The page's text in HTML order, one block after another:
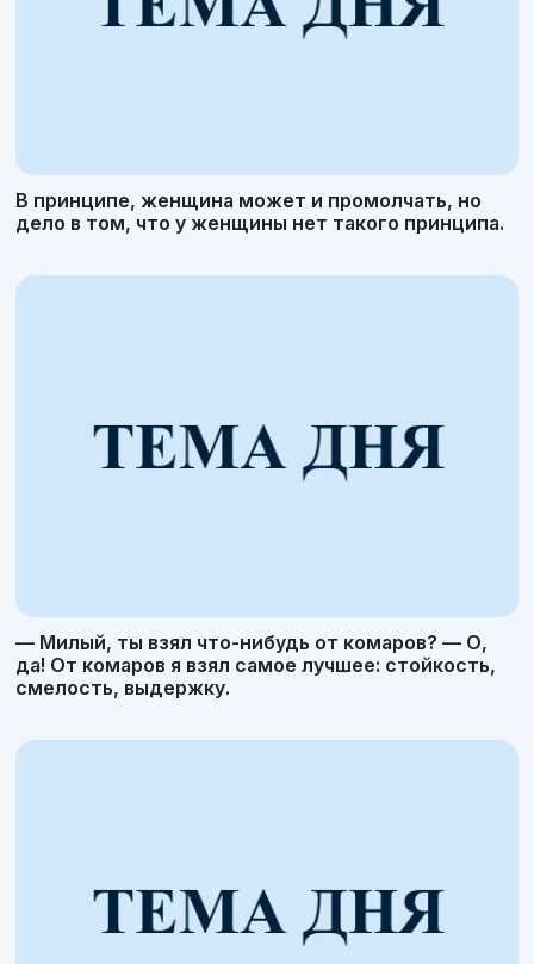
В принципе, женщина может и промолчать, но
дело в том, что у женщины нет такого принципа.
— Милый, ты взял что-нибудь от комаров? — О,
да! От комаров я взял самое лучшее: стойкость,
смелость, выдержку.